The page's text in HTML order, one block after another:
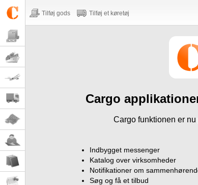
Tilføj gods Tilføj et køretøj
Cargo
Cargo funktionen er
Indbygget messenger
Katalog over virksomheder
Notifikationer om
Søg og få et tilbud